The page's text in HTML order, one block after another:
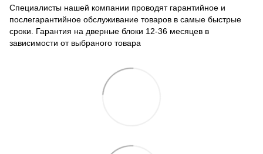
Специалисты нашей компании проводят гарантийное и
послегарантийное обслуживание товаров в самые быстрые
сроки. Гарантия на дверные блоки 12-36 месяцев в
зависимости от выбраного товара